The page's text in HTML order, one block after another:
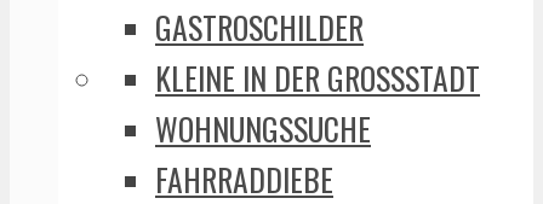
GASTROSCHILDER
KLEINE IN DER GROSSSTADT
WOHNUNGSSUCHE
FAHRRADDIEBE